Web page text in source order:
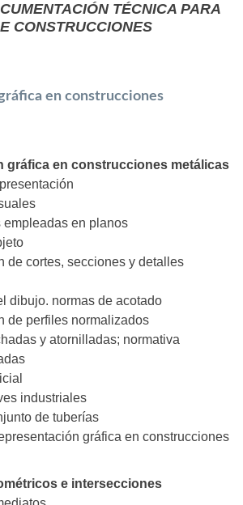
TÉCNICA PARA
CONSTRUCCIONES
en construcciones
gráfica en construcciones metálicas
empleadas en planos
de cortes, secciones y detalles
dibujo. normas de acotado
de perfiles normalizados
y atornilladas; normativa
industriales
de tuberías
gráfica en construcciones
e intersecciones